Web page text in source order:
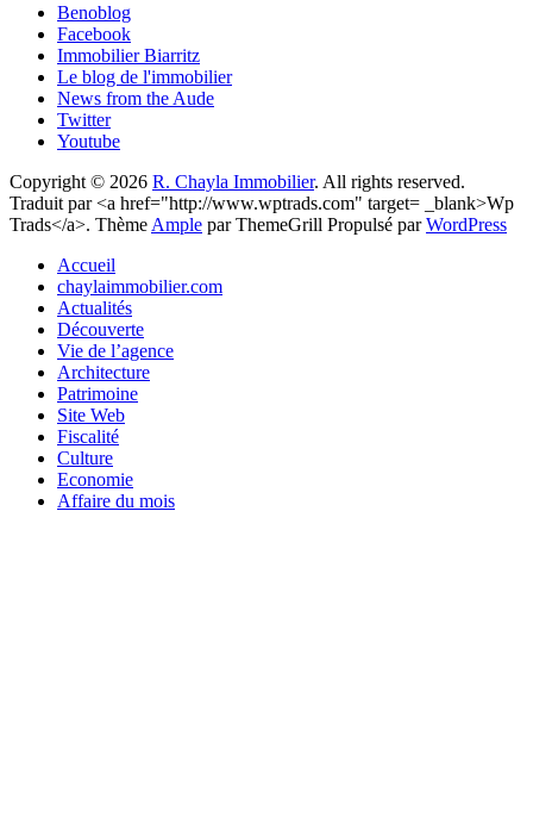
Benoblog
Facebook
Immobilier Biarritz
Le blog de l'immobilier
News from the Aude
Twitter
Youtube
Copyright © 2026 R. Chayla Immobilier. All rights reserved.
Traduit par <a href="http://www.wptrads.com" target= _blank>Wp
Trads</a>. Thème Ample par ThemeGrill Propulsé parWordPress
Accueil
chaylaimmobilier.com
Actualités
Découverte
Vie de l’agence
Architecture
Patrimoine
Site Web
Fiscalité
Culture
Economie
Affaire du mois